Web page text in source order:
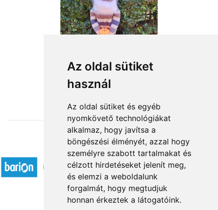
Az oldal sütiket
használ
Az oldal sütiket és egyéb
nyomkövető technológiákat
alkalmaz, hogy javítsa a
böngészési élményét, azzal hogy
személyre szabott tartalmakat és
célzott hirdetéseket jelenít meg,
és elemzi a weboldalunk
forgalmát, hogy megtudjuk
honnan érkeztek a látogatóink.
from HUF18,760
Accepted payment methods